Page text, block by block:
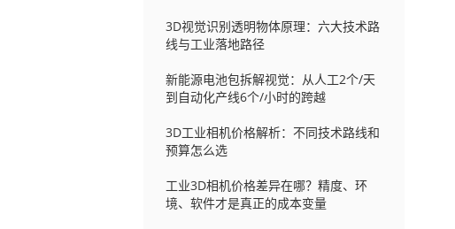
3D视觉识别透明物体原理：六大技术路
线与工业落地路径
新能源电池包拆解视觉：从人工2个/天
到自动化产线6个/小时的跨越
3D工业相机价格解析：不同技术路线和
预算怎么选
工业3D相机价格差异在哪？精度、环
境、软件才是真正的成本变量